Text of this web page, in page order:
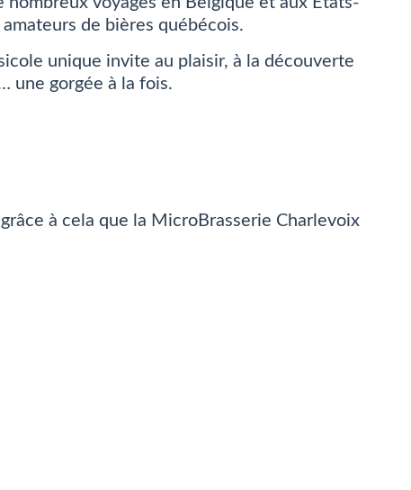
de bières québécois.
unique invite au plaisir, à la découverte
une gorgée à la fois.
à cela que la MicroBrasserie Charlevoix